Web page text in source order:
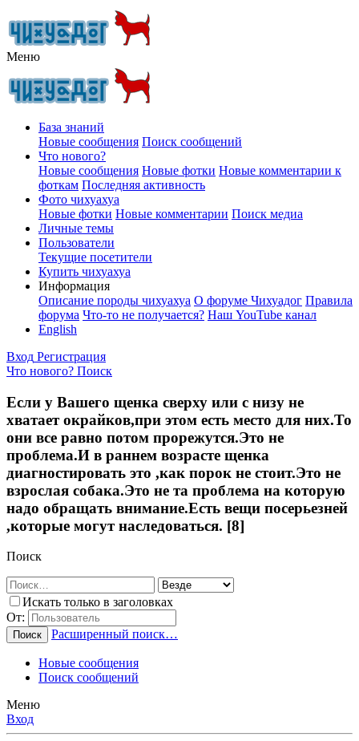
Меню
База знаний
Новые сообщения Поиск сообщений
Что нового?
Новые сообщения Новые фотки Новые комментарии к
фоткам Последняя активность
Фото чихуахуа
Новые фотки Новые комментарии Поиск медиа
Личные темы
Пользователи
Текущие посетители
Купить чихуахуа
Информация
Описание породы чихуахуа О форуме Чихуадог Правила
форума Что-то не получается? Наш YouTube канал
English
Вход Регистрация
Что нового? Поиск
Если у Вашего щенка сверху или с низу не
хватает окрайков,при этом есть место для них.То
они все равно потом прорежутся.Это не
проблема.И в раннем возрасте щенка
диагностировать это ,как порок не стоит.Это не
взрослая собака.Это не та проблема на которую
надо обращать внимание.Есть вещи посерьезней
,которые могут наследоваться. [8]
Поиск
Искать только в заголовках
От:
Поиск Расширенный поиск…
Новые сообщения
Поиск сообщений
Меню
Вход